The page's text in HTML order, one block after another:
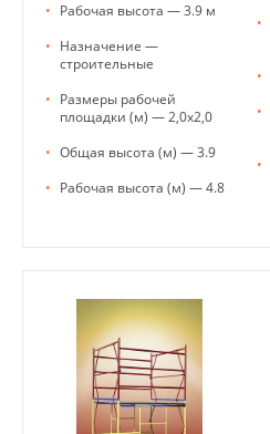
• Рабочая высота — 3.9 м
• Назначение —
строительные
• Размеры рабочей
площадки (м) — 2,0х2,0
• Общая высота (м) — 3.9
• Рабочая высота (м) — 4.8
•
•
•
•